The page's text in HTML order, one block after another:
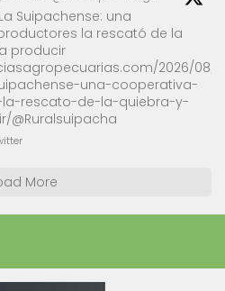
Suipachense: una
la rescató de la
producir
2026/08/
una-cooperativa-
rescato-de-la-quiebra-y-
@Ruralsuipacha
More